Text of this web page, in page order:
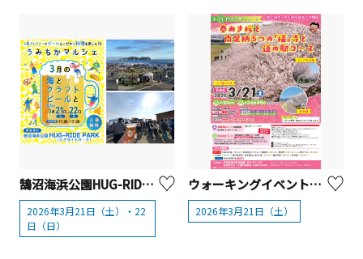
鵠沼海浜公園HUG-RIDE PARK（ハグライドパーク）「うみちかマルシェ ～3月の海とクラフトビールと～」
2026年3月21日（土）・22
日（日）
ウォーキングイベント「春めき桜と南足柄5つの「福」寺と道の駅コース」【南足柄市】
2026年3月21日（土）